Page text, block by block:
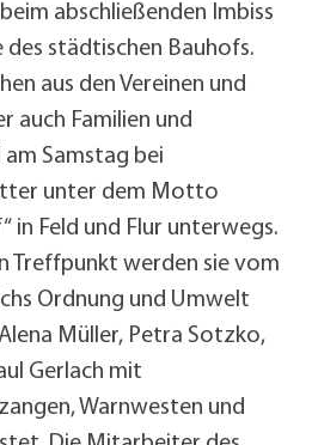
abschließenden Imbiss
des städtischen Bauhofs.
aus den Vereinen und
auch Familien und
am Samstag bei
unter dem Motto
in Feld und Flur unterwegs.
Treffpunkt werden sie vom
Ordnung und Umwelt
Müller, Petra Sotzko,
Gerlach mit
Warnwesten und